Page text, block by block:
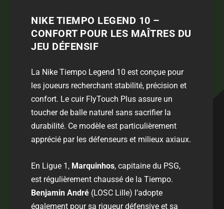
NIKE TIEMPO LEGEND 10 –
CONFORT POUR LES MAÎTRES DU
JEU DÉFENSIF
La Nike Tiempo Legend 10 est conçue pour
les joueurs recherchant stabilité, précision et
confort. Le cuir FlyTouch Plus assure un
toucher de balle naturel sans sacrifier la
durabilité. Ce modèle est particulièrement
apprécié par les défenseurs et milieux axiaux.
En Ligue 1, Marquinhos, capitaine du PSG,
est régulièrement chaussé de la Tiempo.
Benjamin André (LOSC Lille) l’adopte
également pour sa rigueur défensive et sa